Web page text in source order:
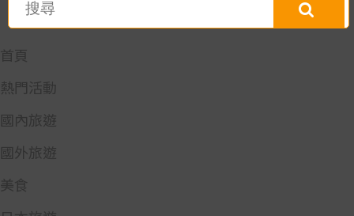
首頁
熱門活動
國內旅遊
國外旅遊
美食